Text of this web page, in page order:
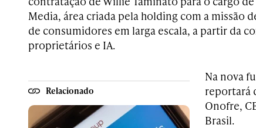
Media, área criada pela holding com a missão
de consumidores em larga escala, a partir da
proprietários e IA.
Relacionado
Na nova
reportará
Onofre,
Brasil.